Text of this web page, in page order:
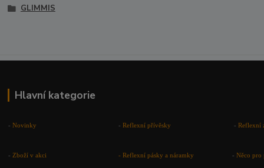
GLIMMIS
Hlavní kategorie
-Novinky -Reflexní přívěsky -Reflexní
- Zboží v akci -Reflexní pásky a náramky -Něco pro